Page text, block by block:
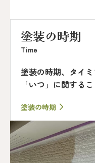
塗装の時期
Time
塗装の時期、タイ
「いつ」に関するこ
塗装の時期